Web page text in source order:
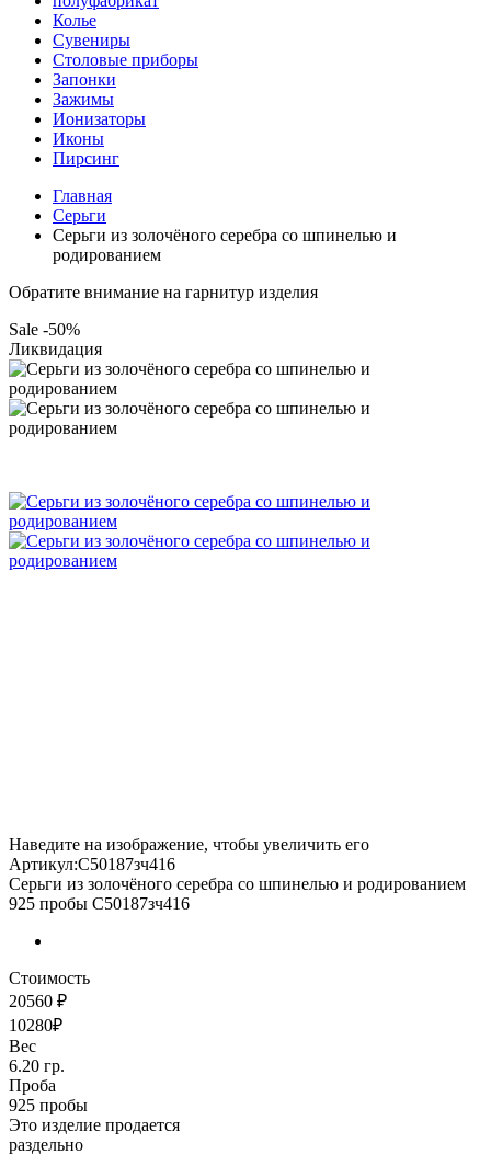
Колье
Сувениры
Столовые приборы
Запонки
Зажимы
Ионизаторы
Иконы
Пирсинг
Главная
Серьги
Серьги из золочёного серебра со шпинелью и
родированием
Обратите внимание на гарнитур изделия
Sale -50%
Ликвидация
Наведите на изображение, чтобы увеличить его
Артикул:С50187зч416
Серьги из золочёного серебра со шпинелью и родированием
925 пробы С50187зч416
Стоимость
20560 ₽
10280₽
Вес
6.20 гр.
Проба
925 пробы
Это изделие продается
раздельно